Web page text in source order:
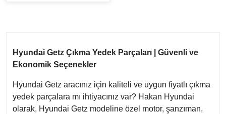
Hyundai Getz Çıkma Yedek Parçaları | Güvenli ve
Ekonomik Seçenekler
Hyundai Getz aracınız için kaliteli ve uygun fiyatlı çıkma
yedek parçalara mı ihtiyacınız var? Hakan Hyundai
olarak, Hyundai Getz modeline özel motor, şanzıman,